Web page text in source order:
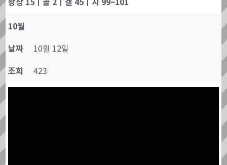
10월
날짜
10월 12일
조회
423